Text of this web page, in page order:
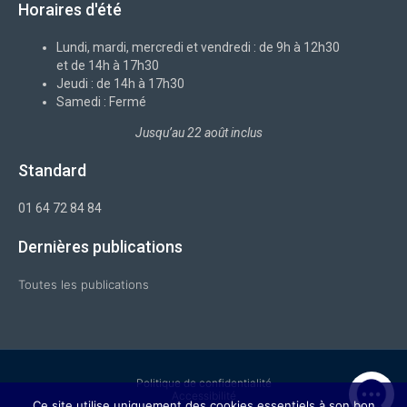
o
x
m
Horaires d'été
Lundi, mardi, mercredi et vendredi : de 9h à 12h30
et de 14h à 17h30
Jeudi : de 14h à 17h30
Samedi : Fermé
Jusqu’au 22 août inclus
Standard
01 64 72 84 84
Dernières publications
Toutes les publications
Politique de confidentialité